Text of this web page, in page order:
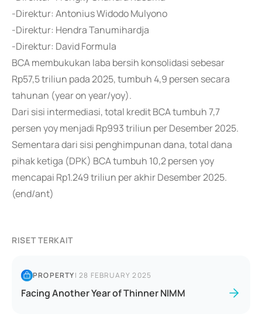
-Direktur: Antonius Widodo Mulyono
-Direktur: Hendra Tanumihardja
-Direktur: David Formula
BCA membukukan laba bersih konsolidasi sebesar
Rp57,5 triliun pada 2025, tumbuh 4,9 persen secara
tahunan (year on year/yoy).
Dari sisi intermediasi, total kredit BCA tumbuh 7,7
persen yoy menjadi Rp993 triliun per Desember 2025.
Sementara dari sisi penghimpunan dana, total dana
pihak ketiga (DPK) BCA tumbuh 10,2 persen yoy
mencapai Rp1.249 triliun per akhir Desember 2025.
(end/ant)
RISET TERKAIT
PROPERTY|28 FEBRUARY 2025
Facing Another Year of Thinner NIMM